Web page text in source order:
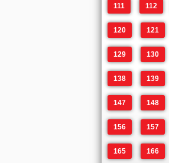
111 112
120 121
129 130
138 139
147 148
156 157
165 166